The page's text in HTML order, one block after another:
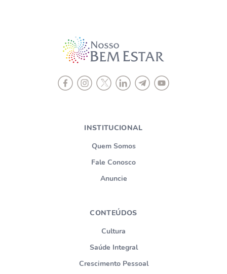
INSTITUCIONAL
Quem Somos
Fale Conosco
Anuncie
CONTEÚDOS
Cultura
Saúde Integral
Crescimento Pessoal